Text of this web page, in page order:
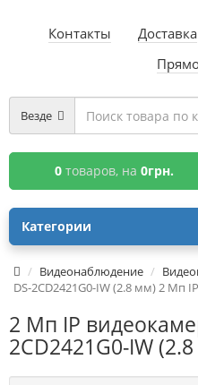
Контакты Доставка
Везде
0 товаров, на 0грн.
Категории
Видеонаблюдение
DS-2CD2421G0-IW (2.8 мм) 2 Мп
2 Мп IP
2CD2421G0-IW